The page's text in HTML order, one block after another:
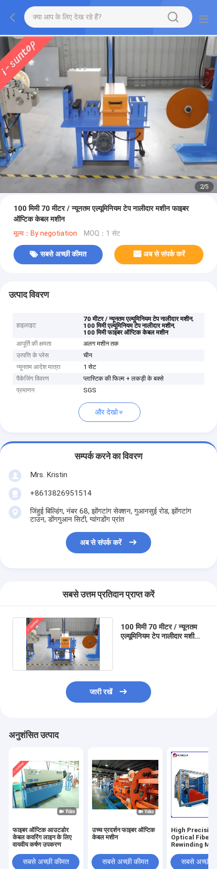
2/5
100 मिमी 70 मीटर / न्यूनतम एल्यूमिनियम टेप नालीदार मशीन फाइबर
ऑप्टिक केबल मशीन
मूल्य：By negotiation MOQ：1 सेट
सबसे अच्छी कीमत अब से संपर्क करें
उत्पाद विवरण
हाइलाइट
70 मीटर / न्यूनतम एल्यूमिनियम टेप नालीदार मशीन,
100 मिमी एल्यूमिनियम टेप नालीदार मशीन,
100 मिमी फाइबर ऑप्टिक केबल मशीन
आपूर्ति की क्षमता
अलग मशीन तक
उत्पत्ति के प्लेस
चीन
न्यूनतम आदेश मात्रा
1 सेट
पैकेजिंग विवरण
प्लास्टिक की फिल्म + लकड़ी के बक्से
प्रमाणन
SGS
और देखो
सम्पर्क करने का विवरण
Mrs. Kristin
+8613826951514
जिंहुई बिल्डिंग, नंबर 68, झोंगटांग सेक्शन, गुआनसुई रोड, झोंगटांग
टाउन, डोंगगुआन सिटी, ग्वांगडोंग प्रांत
अब से संपर्क करें
सबसे उत्तम प्रतिदान प्राप्त करें
100 मिमी 70 मीटर / न्यूनतम
एल्यूमिनियम टेप नालीदार मशीन
जारी रखें
अनुशंसित उत्पाद
फाइबर ऑप्टिक आउटडोर
केबल कवरिंग लाइन के लिए
वायवीय कर्षण उपकरण
सबसे अच्छी कीमत
उच्च प्रदर्शन फाइबर ऑप्टिक
केबल मशीन
सबसे अच्छी कीमत
High Precision
Optical Fiber
Rewinding
Production
सबसे अच्छी